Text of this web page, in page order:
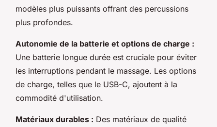
modèles plus puissants offrant des percussions
plus profondes.
Autonomie de la batterie et options de charge :
Une batterie longue durée est cruciale pour éviter
les interruptions pendant le massage. Les options
de charge, telles que le USB-C, ajoutent à la
commodité d'utilisation.
Matériaux durables : Des matériaux de qualité